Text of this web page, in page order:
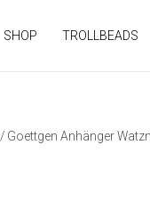
SHOP TROLLBEADS
/ Goettgen Anhänger